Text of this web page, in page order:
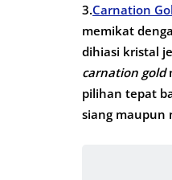
3.Carnation
memikat
dihiasi kristal
carnation gold
pilihan tepat
siang maupun